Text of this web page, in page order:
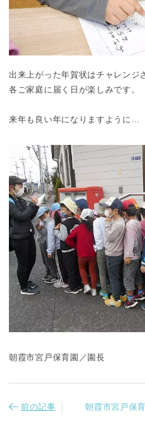
千葉県
埼玉県
兵庫県
出来上がった年賀状はチャレンジ
各ご家庭に届く日が楽しみです。
来年も良い年になりますように…
朝霞市宮戸保育園／園長
前の記事 朝霞市宮戸保